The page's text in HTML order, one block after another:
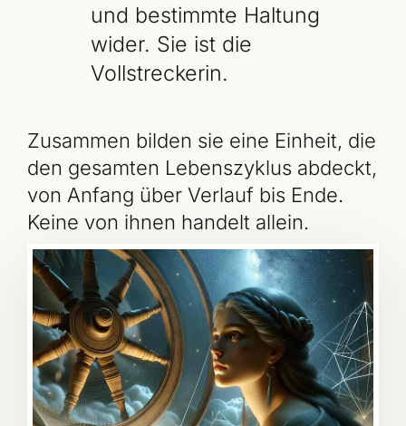
und bestimmte Haltung
wider. Sie ist die
Vollstreckerin.
Zusammen bilden sie eine Einheit, die
den gesamten Lebenszyklus abdeckt,
von Anfang über Verlauf bis Ende.
Keine von ihnen handelt allein.